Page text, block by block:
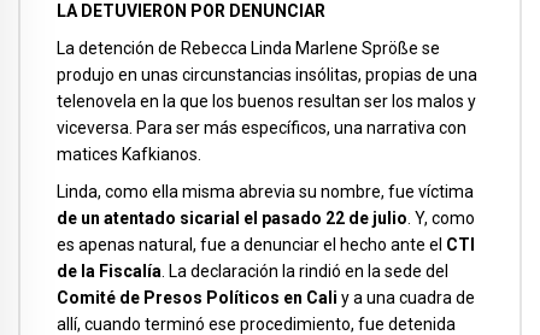
LA DETUVIERON POR DENUNCIAR
La detención de Rebecca Linda Marlene Spröße se
produjo en unas circunstancias insólitas, propias de una
telenovela en la que los buenos resultan ser los malos y
viceversa. Para ser más específicos, una narrativa con
matices Kafkianos.
Linda, como ella misma abrevia su nombre, fue víctima
de un atentado sicarial el pasado 22 de julio . Y, como
es apenas natural, fue a denunciar el hecho ante el CTI
de la Fiscalía . La declaración la rindió en la sede del
Comité de Presos Políticos en Cali y a una cuadra de
allí, cuando terminó ese procedimiento, fue detenida